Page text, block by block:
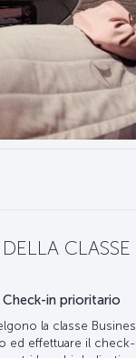
CLASSE
Check-in prioritario
la classe
ed effettuare il